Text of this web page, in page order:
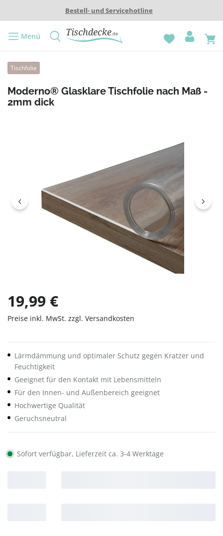
Bestell- und Servicehotline
Menü
Tischfolie
Moderno® Glasklare Tischfolie nach Maß -
2mm dick
19,99 €
Preise inkl. MwSt. zzgl. Versandkosten
Lärmdämmung und optimaler Schutz gegen Kratzer und
Feuchtigkeit
Geeignet für den Kontakt mit Lebensmitteln
Für den Innen- und Außenbereich geeignet
Hochwertige Qualität
Geruchsneutral
Sofort verfügbar, Lieferzeit ca. 3-4 Werktage